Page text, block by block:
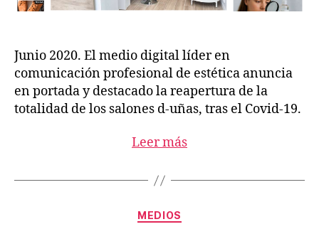
Junio 2020. El medio digital líder en
comunicación profesional de estética anuncia
en portada y destacado la reapertura de la
totalidad de los salones d-uñas, tras el Covid-19.
Leer más
MEDIOS